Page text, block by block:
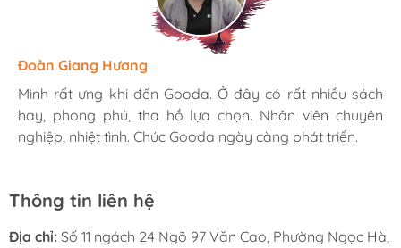
Hương Suri
Mình rất ưng khi đến Gooda. Ở đây có rất nhiều sách
hay, phong phú, tha hồ lựa chọn. Nhân viên chuyên
nghiệp, nhiệt tình. Chúc Gooda ngày càng phát triển.
Đoàn Giang Hương
Mình rất ưng khi đến Gooda. Ở đây có rất nhiều sách
hay, phong phú, tha hồ lựa chọn. Nhân viên chuyên
nghiệp, nhiệt tình. Chúc Gooda ngày càng phát triển.
Ngọc Anh
Mình rất ưng khi đến Gooda. Ở đây có rất nhiều sách
hay, phong phú, tha hồ lựa chọn. Nhân viên chuyên
nghiệp, nhiệt tình. Chúc Gooda ngày càng phát triển.
Thông tin liên hệ
Địa chỉ: Số 11 ngách 24 Ngõ 97 Văn Cao, Phường Ngọc Hà,